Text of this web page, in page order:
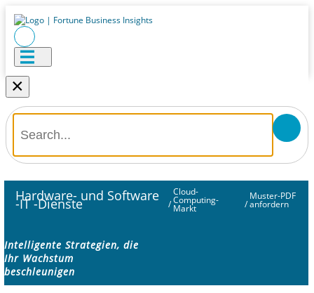
×
Hardware- und Software
-IT -Dienste /
Cloud-
Computing-
Markt /
Muster-PDF
anfordern
Intelligente Strategien, die
Ihr Wachstum
beschleunigen